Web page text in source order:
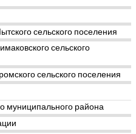
сельского поселения
сельского
сельского поселения
муниципального района